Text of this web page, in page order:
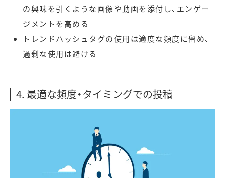
の興味を引くような画像や動画を添付し、エンゲー
ジメントを高める
トレンドハッシュタグの使用は適度な頻度に留め、
過剰な使用は避ける
4. 最適な頻度・タイミングでの投稿